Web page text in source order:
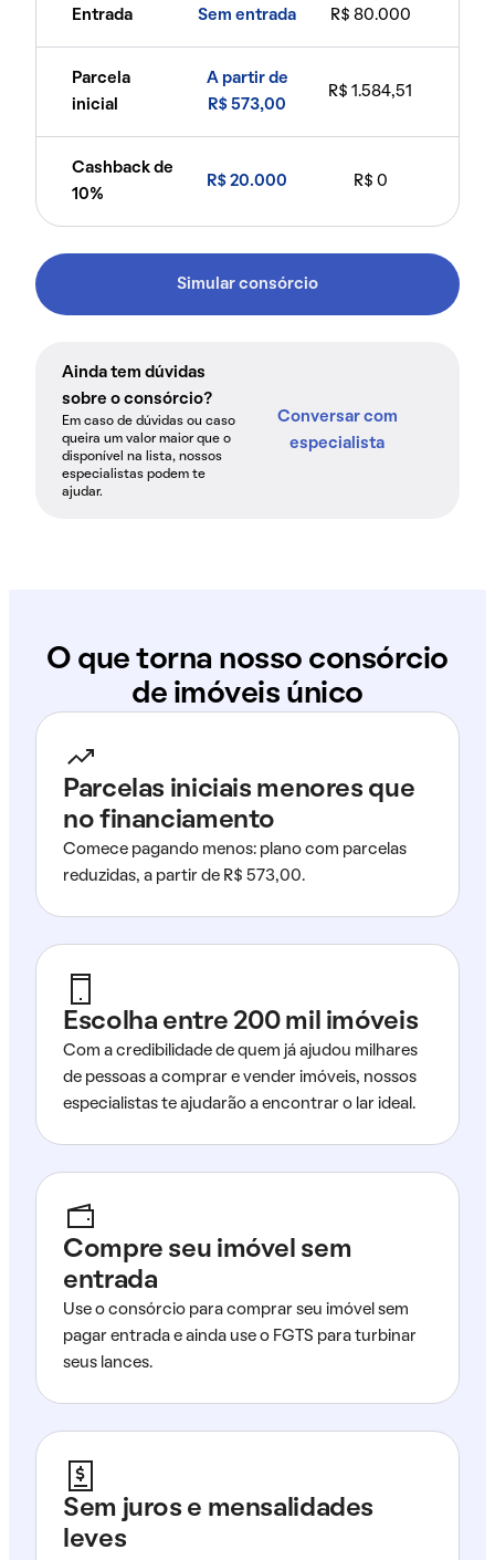
Entrada Sem entrada R$ 80.000
Parcela
inicial
A partir de
R$ 573,00
R$ 1.584,51
Cashback de
10%
R$ 20.000 R$ 0
Simular consórcio
Ainda tem dúvidas
sobre o consórcio?
Em caso de dúvidas ou caso
queira um valor maior que o
disponível na lista, nossos
especialistas podem te
ajudar.
Conversar com
especialista
O que torna nosso consórcio
de imóveis único
Parcelas iniciais menores que
no financiamento
Comece pagando menos: plano com parcelas
reduzidas, a partir de R$ 573,00.
Escolha entre 200 mil imóveis
Com a credibilidade de quem já ajudou milhares
de pessoas a comprar e vender imóveis, nossos
especialistas te ajudarão a encontrar o lar ideal.
Compre seu imóvel sem
entrada
Use o consórcio para comprar seu imóvel sem
pagar entrada e ainda use o FGTS para turbinar
seus lances.
Sem juros e mensalidades
leves